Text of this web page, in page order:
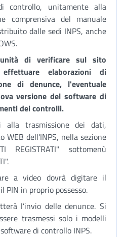
controllo, unitamente alla
comprensiva del manuale
dalle sedi INPS, anche
di verificare sul sito
elaborazioni di
di denunce, l'eventuale
versione del software di
dei controlli.
alla trasmissione dei dati,
WEB dell'INPS, nella sezione
REGISTRATI" sottomenù
a video dovrà digitare il
PIN in proprio possesso.
l’invio delle denunce. Si
trasmessi solo i modelli
di controllo INPS.